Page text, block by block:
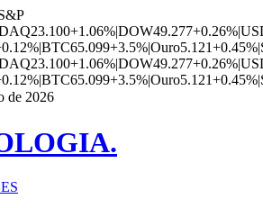
23.100+1.06%|DOW49.277+0.26%|
|BTC65.099+3.5%|Ouro5.121+0.45%|
23.100+1.06%|DOW49.277+0.26%|
|BTC65.099+3.5%|Ouro5.121+0.45%|
de 2026
ES